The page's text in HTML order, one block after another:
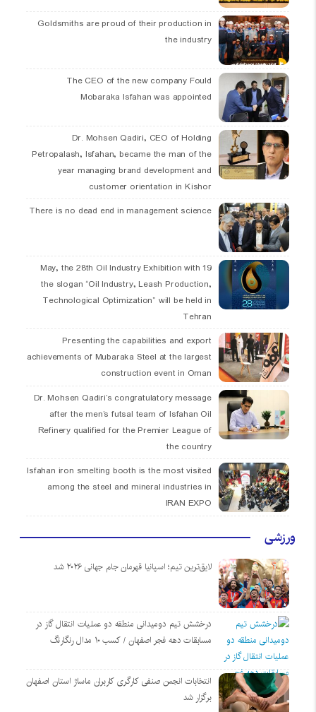
Goldsmiths are proud of their production in
the industry
The CEO of the new company Fould
Mobaraka Isfahan was appointed
Dr. Mohsen Qadiri, CEO of Holding
Petropalash, Isfahan, became the man of the
year managing brand development and
customer orientation in Kishor
There is no dead end in management science
19 May, the 28th Oil Industry Exhibition with
the slogan “Oil Industry, Leash Production,
Technological Optimization” will be held in
Tehran
Presenting the capabilities and export
achievements of Mubaraka Steel at the largest
construction event in Oman
Dr. Mohsen Qadiri’s congratulatory message
after the men’s futsal team of Isfahan Oil
Refinery qualified for the Premier League of
the country
Isfahan iron smelting booth is the most visited
among the steel and mineral industries in
IRAN EXPO
ورزشی
لایق‌ترین تیم؛ اسپانیا قهرمان جام جهانی ۲۰۲۶ شد
درخشش تیم دومیدانی منطقه دو عملیات انتقال گاز در
مسابقات دهه فجر اصفهان / کسب ۱۰ مدال رنگارنگ
انتخابات انجمن صنفی کارگری کاربران ماساژ استان اصفهان
برگزار شد